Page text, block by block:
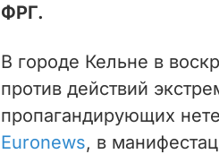
ФРГ.
В городе Кельне в
против действий
пропагандирующих
Euronews, в